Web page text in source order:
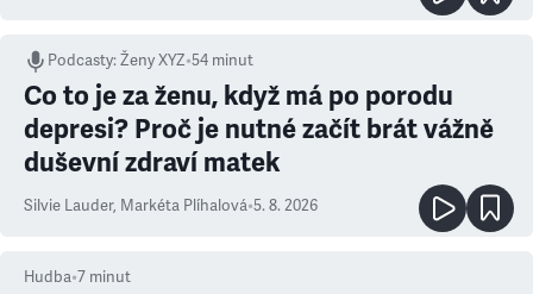
Podcasty:Ženy XYZ•54 minut
Co to je za ženu, když má po porodu
depresi? Proč je nutné začít brát vážně
duševní zdraví matek
Silvie Lauder, Markéta Plíhalová•5. 8. 2026
Hudba•7 minut